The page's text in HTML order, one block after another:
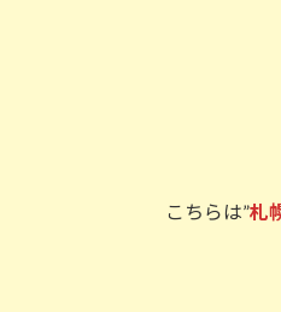
こちらは”札